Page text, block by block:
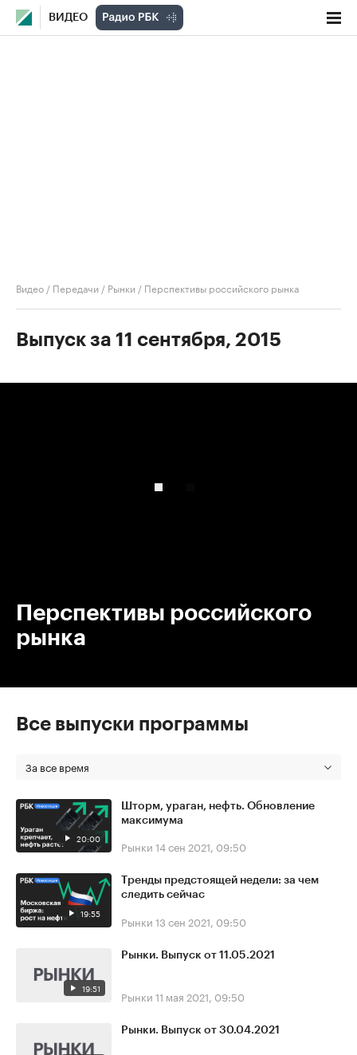
ВИДЕО
Видео / Передачи / Рынки / Перспективы российского рынка
Выпуск за 11 сентября, 2015
Перспективы российского
рынка
Все выпуски программы
За все время
20:00
Шторм, ураган, нефть. Обновление
максимума
Рынки 14 сен 2021, 09:50
19:55
Тренды предстоящей недели: за чем
следить сейчас
Рынки 13 сен 2021, 09:50
19:51
Рынки. Выпуск от 11.05.2021
Рынки 11 мая 2021, 09:50
Рынки. Выпуск от 30.04.2021